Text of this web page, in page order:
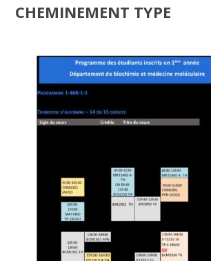
CHEMINEMENT TYPE